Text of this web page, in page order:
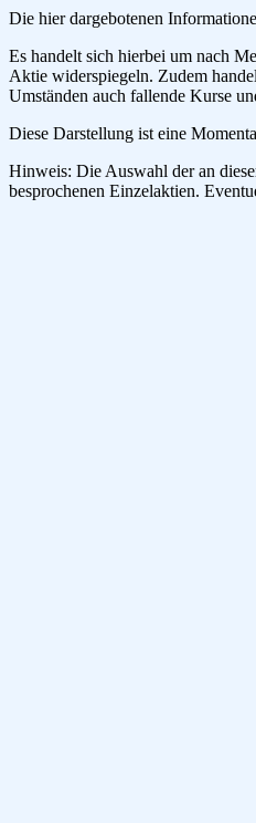
Die hier dargebotenen
Es handelt sich hierbei um nach
Aktie widerspiegeln. Zudem
Umständen auch fallende Kurse
Diese Darstellung ist eine
Hinweis: Die Auswahl der an
besprochenen Einzelaktien.